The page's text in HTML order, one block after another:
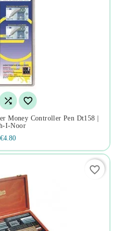
 
Money Controller Pen Dt158 |
I-Noor
€4.80
favorite_border